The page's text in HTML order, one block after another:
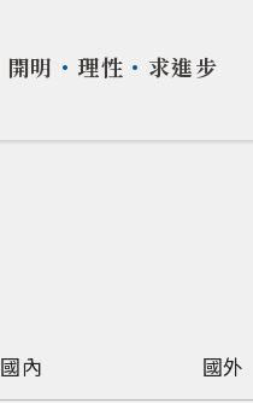
開明 ・ 理性 ・ 求進步
國內 國外